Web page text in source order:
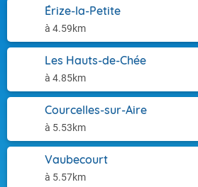
Érize-la-Petite
à 4.59km
Les Hauts-de-Chée
à 4.85km
Courcelles-sur-Aire
à 5.53km
Vaubecourt
à 5.57km